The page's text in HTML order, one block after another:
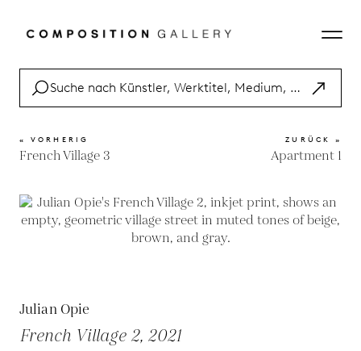
« VORHERIG
French Village 3
ZURÜCK »
Apartment 1
Julian Opie
French Village 2, 2021